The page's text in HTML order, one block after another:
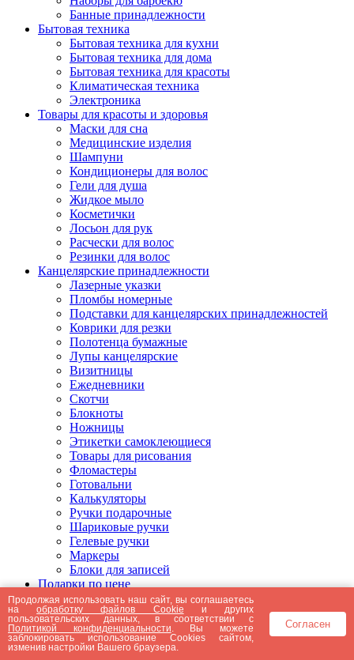
Банные принадлежности
Бытовая техника
Бытовая техника для кухни
Бытовая техника для дома
Бытовая техника для красоты
Климатическая техника
Электроника
Товары для красоты и здоровья
Маски для сна
Медицинские изделия
Шампуни
Кондиционеры для волос
Гели для душа
Жидкое мыло
Косметички
Лосьон для рук
Расчески для волос
Резинки для волос
Канцелярские принадлежности
Лазерные указки
Пломбы номерные
Подставки для канцелярских принадлежностей
Коврики для резки
Полотенца бумажные
Лупы канцелярские
Визитницы
Ежедневники
Скотчи
Блокноты
Ножницы
Этикетки самоклеющиеся
Товары для рисования
Фломастеры
Готовальни
Калькуляторы
Ручки подарочные
Шариковые ручки
Гелевые ручки
Маркеры
Блоки для записей
Подарки по цене
Подарки от 5000 рублей
Подарки до 5000 рублей
Подарки до 3000 рублей
Подарки до 2000 рублей
Подарки до 1000 рублей
Продолжая использовать наш сайт, вы соглашаетесь
наобработку файлов Cookie и других
пользовательских данных, в соответствии с
Политикой конфиденциальности . Вы можете
заблокировать использование Cookies сайтом,
изменив настройки Вашего браузера.
Согласен